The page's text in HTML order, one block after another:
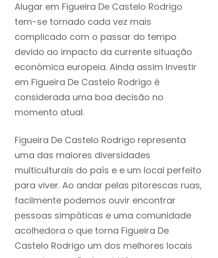
Alugar em Figueira De Castelo Rodrigo
tem-se tornado cada vez mais
complicado com o passar do tempo
devido ao impacto da currente situação
económica europeia. Ainda assim Investir
em Figueira De Castelo Rodrigo é
considerada uma boa decisão no
momento atual.
Figueira De Castelo Rodrigo representa
uma das maiores diversidades
multiculturais do país e e um local perfeito
para viver. Ao andar pelas pitorescas ruas,
facilmente podemos ouvir encontrar
pessoas simpáticas e uma comunidade
acolhedora o que torna Figueira De
Castelo Rodrigo um dos melhores locais